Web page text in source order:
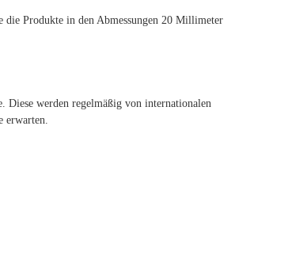
die Produkte in den Abmessungen 20 Millimeter
Diese werden regelmäßig von internationalen
erwarten.